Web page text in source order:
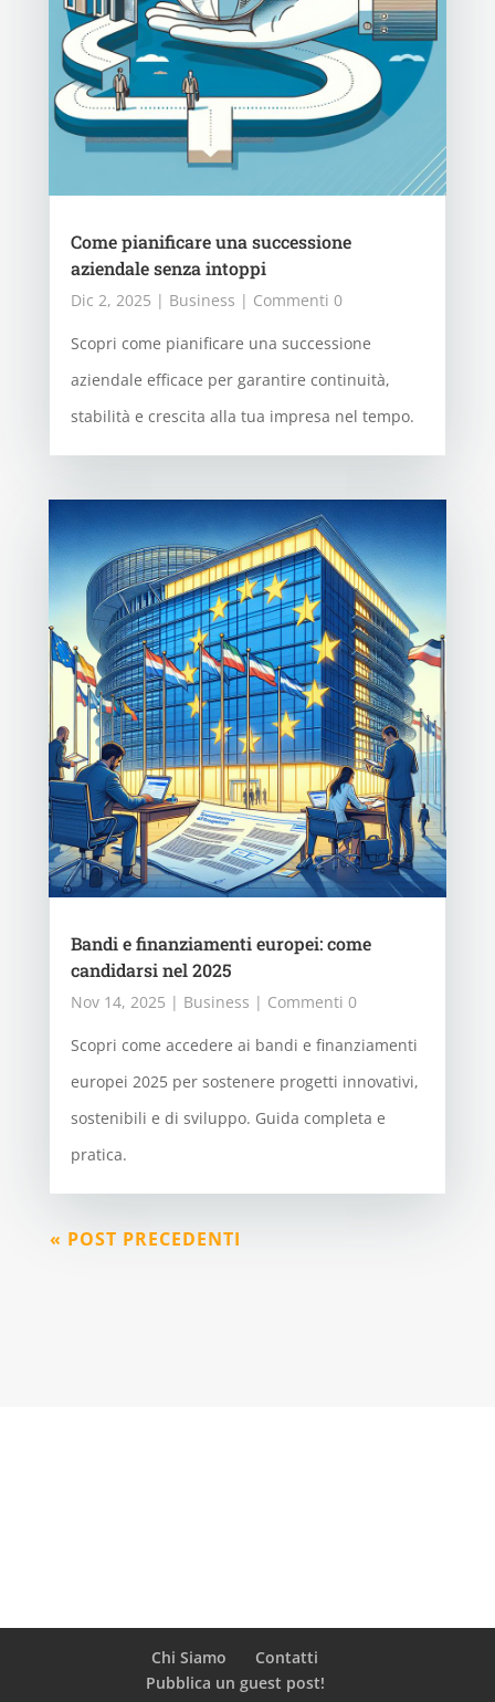
Come pianificare una successione
aziendale senza intoppi
Dic 2, 2025 | Business | Commenti 0
Scopri come pianificare una successione
aziendale efficace per garantire continuità,
stabilità e crescita alla tua impresa nel tempo.
Bandi e finanziamenti europei: come
candidarsi nel 2025
Nov 14, 2025 | Business | Commenti 0
Scopri come accedere ai bandi e finanziamenti
europei 2025 per sostenere progetti innovativi,
sostenibili e di sviluppo. Guida completa e
pratica.
« POST PRECEDENTI
Chi Siamo
Contatti
Pubblica un guest post!